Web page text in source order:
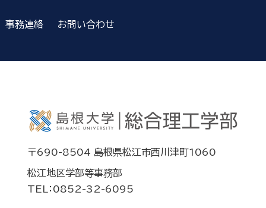
事務連絡 お問い合わせ
〒690-8504 島根県松江市西川津町1060
松江地区学部等事務部
TEL：0852-32-6095